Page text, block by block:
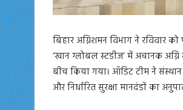
बिहार अग्निशमन विभाग ने रविवार
‘खान ग्लोबल स्टडीज’ में अचानक
बीच किया गया। ऑडिट टीम ने
और निर्धारित सुरक्षा मानदंडों का